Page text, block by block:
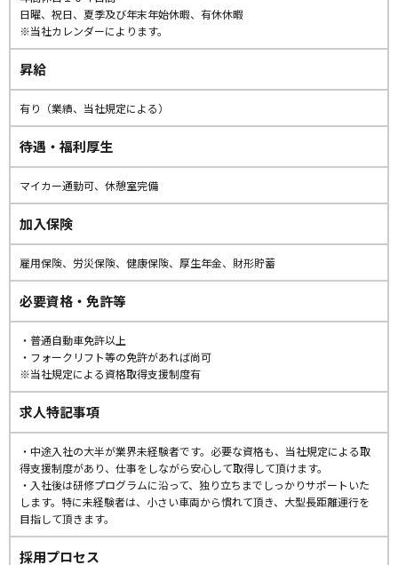
日曜、祝日、夏季及び年末年始休暇、有休休暇
※当社カレンダーによります。
昇給
有り（業績、当社規定による）
待遇・福利厚生
マイカー通勤可、休憩室完備
加入保険
雇用保険、労災保険、健康保険、厚生年金、財形貯蓄
必要資格・免許等
・普通自動車免許以上
・フォークリフト等の免許があれば尚可
※当社規定による資格取得支援制度有
求人特記事項
・中途入社の大半が業界未経験者です。必要な資格も、当社規定による取
得支援制度があり、仕事をしながら安心して取得して頂けます。
・入社後は研修プログラムに沿って、独り立ちまでしっかりサポートいた
します。特に未経験者は、小さい車両から慣れて頂き、大型長距離運行を
目指して頂きます。
採用プロセス